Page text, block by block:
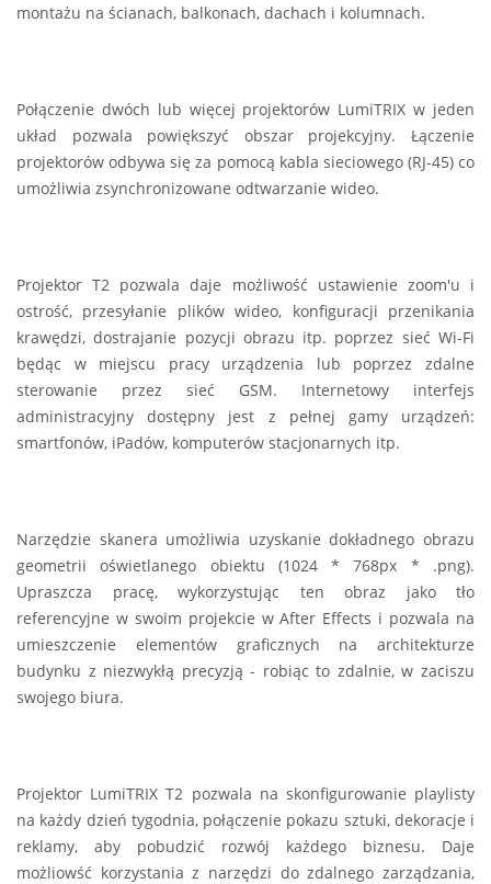
montażu na ścianach, balkonach, dachach i kolumnach.
Połączenie dwóch lub więcej projektorów LumiTRIX w jeden
układ pozwala powiększyć obszar projekcyjny. Łączenie
projektorów odbywa się za pomocą kabla sieciowego (RJ-45) co
umożliwia zsynchronizowane odtwarzanie wideo.
Projektor T2 pozwala daje możliwość ustawienie zoom'u i
ostrość, przesyłanie plików wideo, konfiguracji przenikania
krawędzi, dostrajanie pozycji obrazu itp. poprzez sieć Wi-Fi
będąc w miejscu pracy urządzenia lub poprzez zdalne
sterowanie przez sieć GSM. Internetowy interfejs
administracyjny dostępny jest z pełnej gamy urządzeń:
smartfonów, iPadów, komputerów stacjonarnych itp.
Narzędzie skanera umożliwia uzyskanie dokładnego obrazu
geometrii oświetlanego obiektu (1024 * 768px * .png).
Upraszcza pracę, wykorzystując ten obraz jako tło
referencyjne w swoim projekcie w After Effects i pozwala na
umieszczenie elementów graficznych na architekturze
budynku z niezwykłą precyzją - robiąc to zdalnie, w zaciszu
swojego biura.
Projektor LumiTRIX T2 pozwala na skonfigurowanie playlisty
na każdy dzień tygodnia, połączenie pokazu sztuki, dekoracje i
reklamy, aby pobudzić rozwój każdego biznesu. Daje
możliowść korzystania z narzędzi do zdalnego zarządzania,